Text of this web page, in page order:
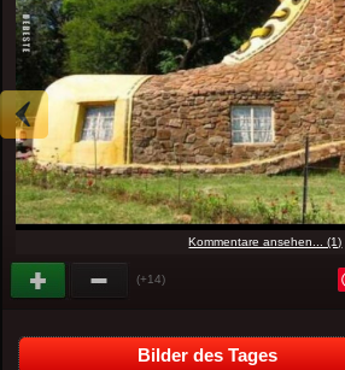
Kommentare ansehen... (1)
(+14)
Bilder des Tages